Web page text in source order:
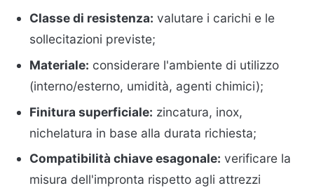
Classe di resistenza: valutare i carichi e le
sollecitazioni previste;
Materiale: considerare l'ambiente di utilizzo
(interno/esterno, umidità, agenti chimici);
Finitura superficiale: zincatura, inox,
nichelatura in base alla durata richiesta;
Compatibilità chiave esagonale: verificare la
misura dell'impronta rispetto agli attrezzi